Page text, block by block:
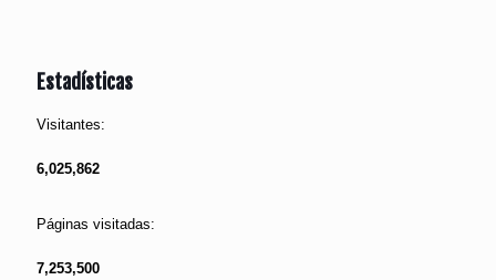
Estadísticas
Visitantes:
6,025,862
Páginas visitadas:
7,253,500